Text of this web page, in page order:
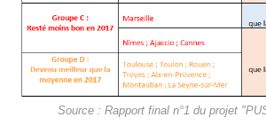
Source : Rapport final n°1 du projet